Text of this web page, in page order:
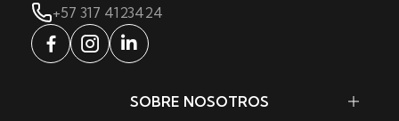
+57 317 4123424
SOBRE NOSOTROS